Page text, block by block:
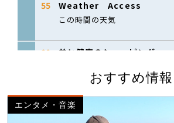
おすすめ情報
エンタメ・音楽